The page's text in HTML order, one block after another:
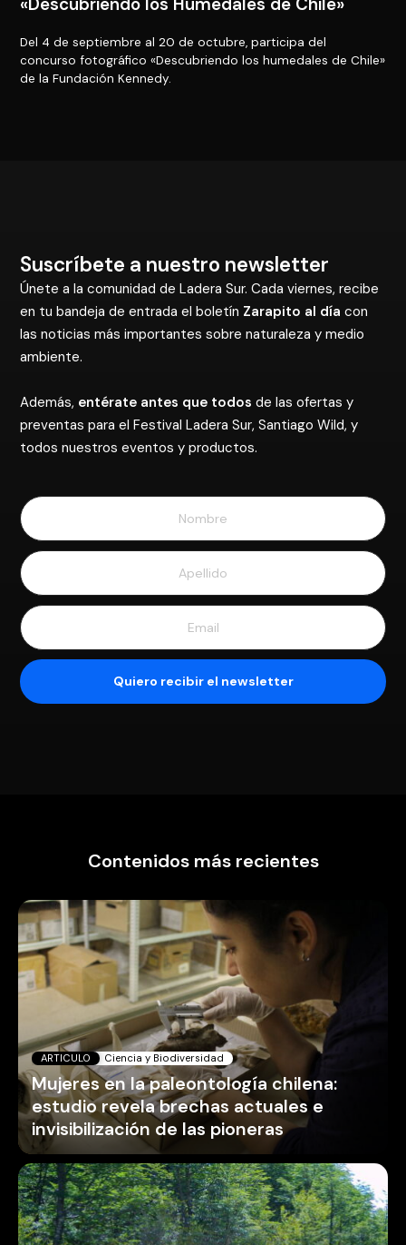
Del 4 de septiembre al 20 de octubre, participa del
concurso fotográfico «Descubriendo los humedales de Chile»
de la Fundación Kennedy.
Suscríbete a nuestro newsletter
Únete a la comunidad de Ladera Sur. Cada viernes, recibe
en tu bandeja de entrada el boletín Zarapito al día con
las noticias más importantes sobre naturaleza y medio
ambiente.
Además, entérate antes que todos de las ofertas y
preventas para el Festival Ladera Sur, Santiago Wild, y
todos nuestros eventos y productos.
Contenidos más recientes
ARTICULO Ciencia y Biodiversidad
Mujeres en la paleontología chilena:
estudio revela brechas actuales e
invisibilización de las pioneras